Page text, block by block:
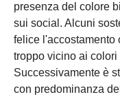
presenza del colore
sui social. Alcuni
felice l'accostamento
troppo vicino ai
Successivamente è
con predominanza